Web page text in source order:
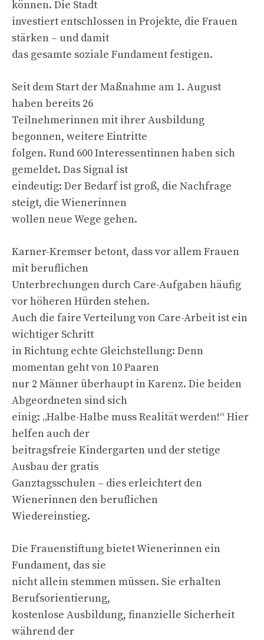
können. Die Stadt
investiert entschlossen in Projekte, die Frauen
stärken – und damit
das gesamte soziale Fundament festigen.
Seit dem Start der Maßnahme am 1. August
haben bereits 26
Teilnehmerinnen mit ihrer Ausbildung
begonnen, weitere Eintritte
folgen. Rund 600 Interessentinnen haben sich
gemeldet. Das Signal ist
eindeutig: Der Bedarf ist groß, die Nachfrage
steigt, die Wienerinnen
wollen neue Wege gehen.
Karner-Kremser betont, dass vor allem Frauen
mit beruflichen
Unterbrechungen durch Care-Aufgaben häufig
vor höheren Hürden stehen.
Auch die faire Verteilung von Care-Arbeit ist ein
wichtiger Schritt
in Richtung echte Gleichstellung: Denn
momentan geht von 10 Paaren
nur 2 Männer überhaupt in Karenz. Die beiden
Abgeordneten sind sich
einig: „Halbe-Halbe muss Realität werden!“ Hier
helfen auch der
beitragsfreie Kindergarten und der stetige
Ausbau der gratis
Ganztagsschulen – dies erleichtert den
Wienerinnen den beruflichen
Wiedereinstieg.
Die Frauenstiftung bietet Wienerinnen ein
Fundament, das sie
nicht allein stemmen müssen. Sie erhalten
Berufsorientierung,
kostenlose Ausbildung, finanzielle Sicherheit
während der